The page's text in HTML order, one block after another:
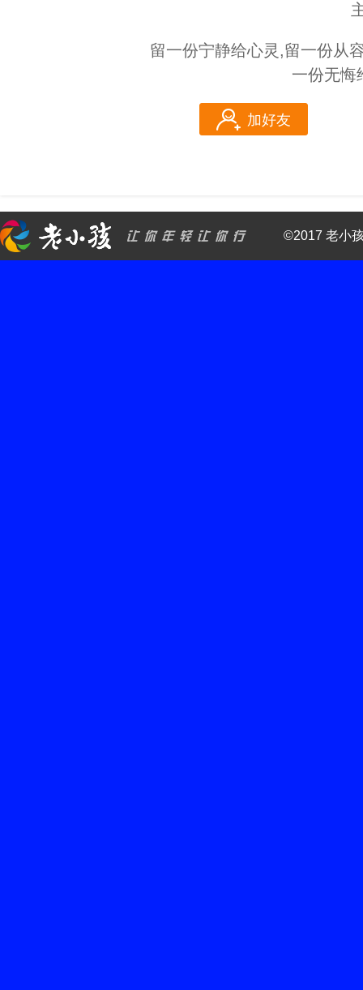
留一份宁静给心灵,留一份从
一份无悔
加好友
©2017 老小